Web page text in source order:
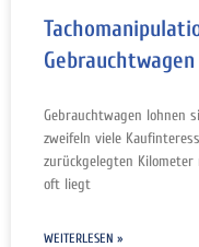
Gebrauchtwagen lohnen
zweifeln viele
zurückgelegten
oft liegt
WEITERLESEN »